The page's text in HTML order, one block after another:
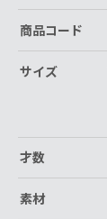
商品コード
サイズ
才数
素材